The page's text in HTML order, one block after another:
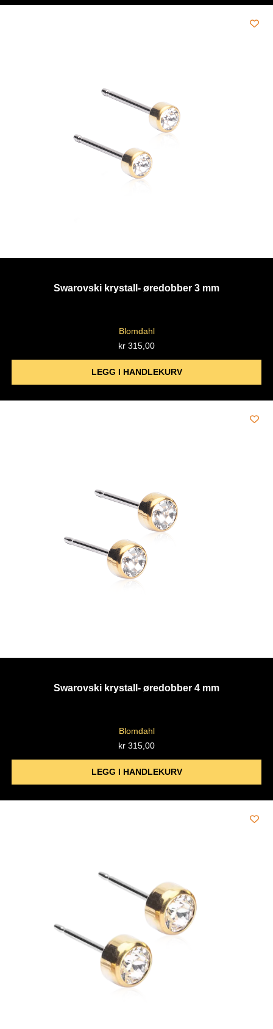
Swarovski krystall- øredobber 3 mm
Blomdahl
kr 315,00
LEGG I HANDLEKURV
Swarovski krystall- øredobber 4 mm
Blomdahl
kr 315,00
LEGG I HANDLEKURV